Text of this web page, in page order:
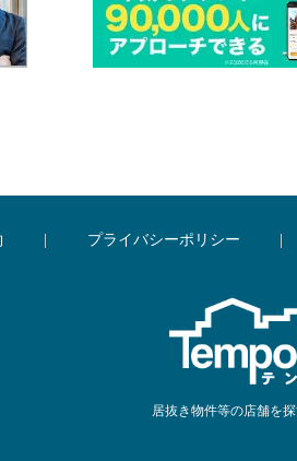
プライバシーポリシー
居抜き物件等の店舗を